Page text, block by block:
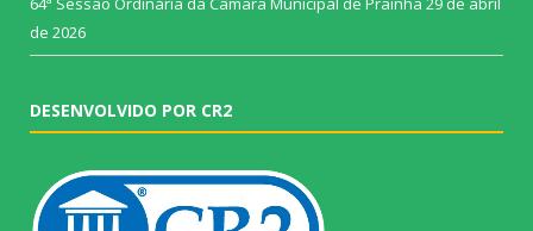
de 2026
DESENVOLVIDO POR CR2